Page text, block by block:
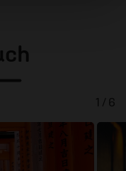
1 / 6